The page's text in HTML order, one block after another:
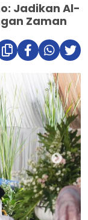
Jadikan Al-
Zaman